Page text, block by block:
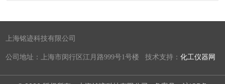
上海铭迹科技有限公司
公司地址：上海市闵行区江月路999号1号楼 技术支持：化工仪器网